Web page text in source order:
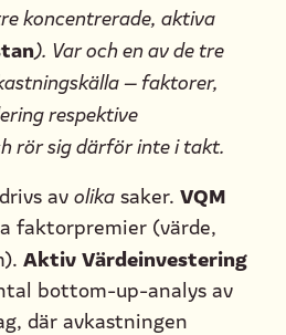
koncentrerade, aktiva
). Var och en av de tre
— faktorer,
respektive
rör sig därför inte i takt.
av olika saker. VQM
faktorpremier (värde,
Aktiv Värdeinvestering
bottom-up-analys av
där avkastningen